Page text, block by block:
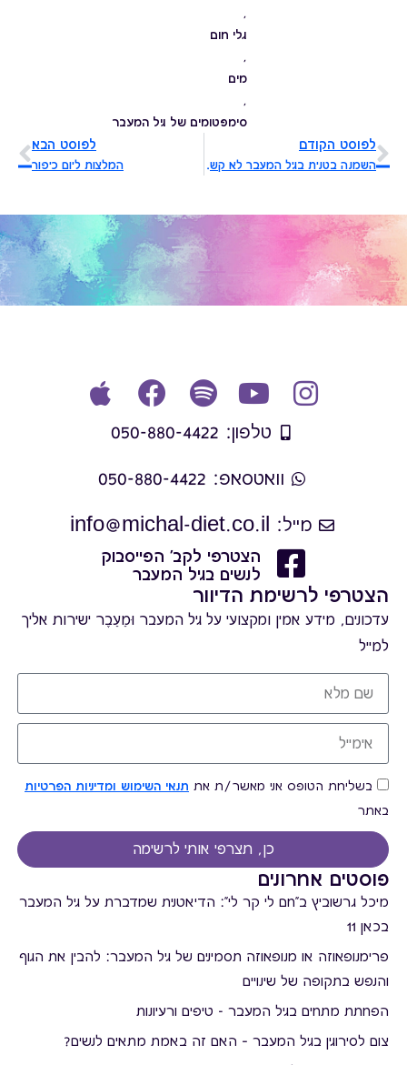
,
גלי חום
,
מים
,
סימפטומים של גיל המעבר
לפוסט הקודם
השמנה בטנית בגיל המעבר לא קשורה לכח רצון, הפסיקי להאשים את עצמך!
לפוסט הבא
המלצות ליום כיפור
טלפון: 050-880-4422
וואטסאפ: 050-880-4422
מייל: info@michal-diet.co.il
הצטרפי לקב' הפייסבוק
לנשים בגיל המעבר
פוסטים אחרונים
מיכל גרשוביץ ב"חם לי קר לי": הדיאטנית שמדברת על גיל המעבר
בכאן 11
פרימנופאוזה או מנופאוזה תסמינים של גיל המעבר: להבין את הגוף
והנפש בתקופה של שינויים
הפחתת מתחים בגיל המעבר - טיפים ורעיונות
צום לסירוגין בגיל המעבר – האם זה באמת מתאים לנשים?
הצטרפי לרשימת הדיוור
עדכונים, מידע אמין ומקצועי על גיל המעבר וּמֵעֵבֶר ישירות אליך
למייל
בשליחת הטופס אני מאשר/ת את תנאי השימוש ומדיניות הפרטיות
באתר
כן, תצרפי אותי לרשימה